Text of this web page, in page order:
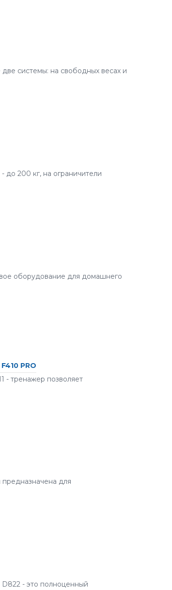
системы: на свободных весах и
до 200 кг, на ограничители
оборудование для домашнего
PRO
- тренажер позволяет
для
- это полноценный